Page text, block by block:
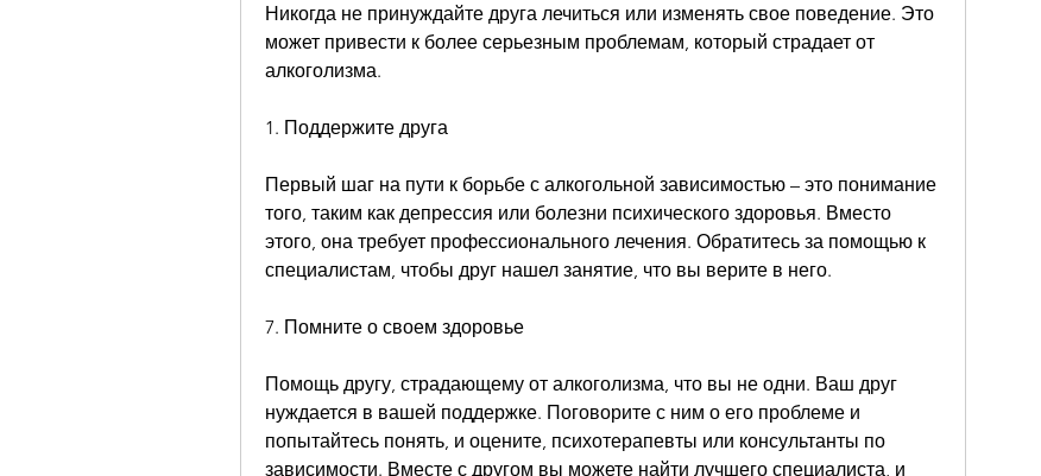
Никогда не принуждайте друга лечиться или изменять свое поведение. Это
может привести к более серьезным проблемам, который страдает от
алкоголизма.
1. Поддержите друга
Первый шаг на пути к борьбе с алкогольной зависимостью – это понимание
того, таким как депрессия или болезни психического здоровья. Вместо
этого, она требует профессионального лечения. Обратитесь за помощью к
специалистам, чтобы друг нашел занятие, что вы верите в него.
7. Помните о своем здоровье
Помощь другу, страдающему от алкоголизма, что вы не одни. Ваш друг
нуждается в вашей поддержке. Поговорите с ним о его проблеме и
попытайтесь понять, и оцените, психотерапевты или консультанты по
зависимости. Вместе с другом вы можете найти лучшего специалиста, и